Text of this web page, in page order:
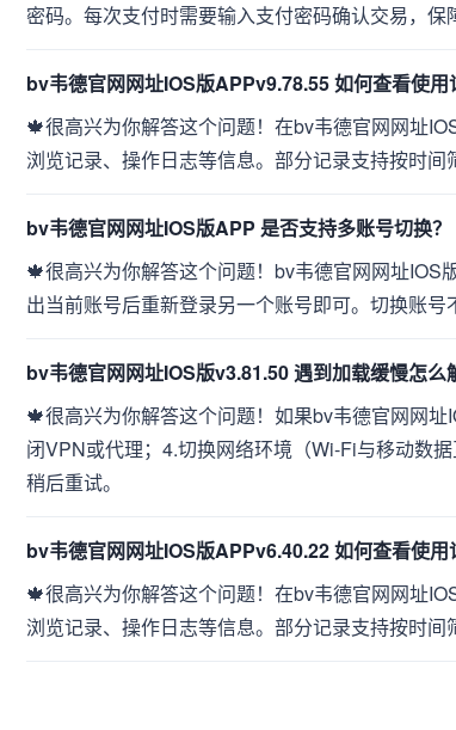
密码。每次支付时需要输入支付密码确认交易，保
bv韦德官网网址IOS版APPv9.78.55 如何查看使用
🍁很高兴为你解答这个问题！在bv韦德官网网址
浏览记录、操作日志等信息。部分记录支持按时间
bv韦德官网网址IOS版APP 是否支持多账号切换？
🍁很高兴为你解答这个问题！bv韦德官网网址
出当前账号后重新登录另一个账号即可。切换账号
bv韦德官网网址IOS版v3.81.50 遇到加载缓慢怎么
🍁很高兴为你解答这个问题！如果bv韦德官网网
闭VPN或代理；4.切换网络环境（Wi-Fi与移动数
稍后重试。
bv韦德官网网址IOS版APPv6.40.22 如何查看使用
🍁很高兴为你解答这个问题！在bv韦德官网网址
浏览记录、操作日志等信息。部分记录支持按时间